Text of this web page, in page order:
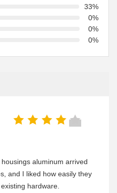
33%
0%
0%
0%
aluminum arrived
and I liked how easily they
hardware.